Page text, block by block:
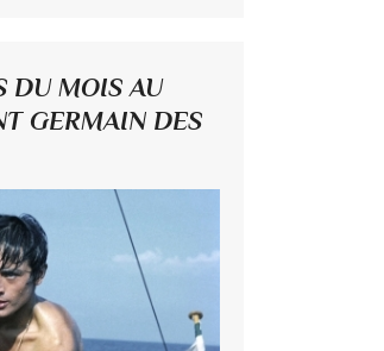
DU MOIS AU
GERMAIN DES